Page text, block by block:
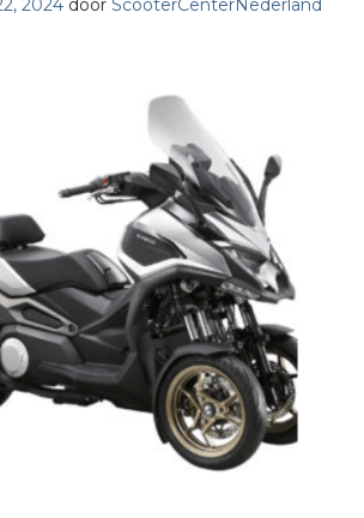
2024 door ScooterCenterNederland